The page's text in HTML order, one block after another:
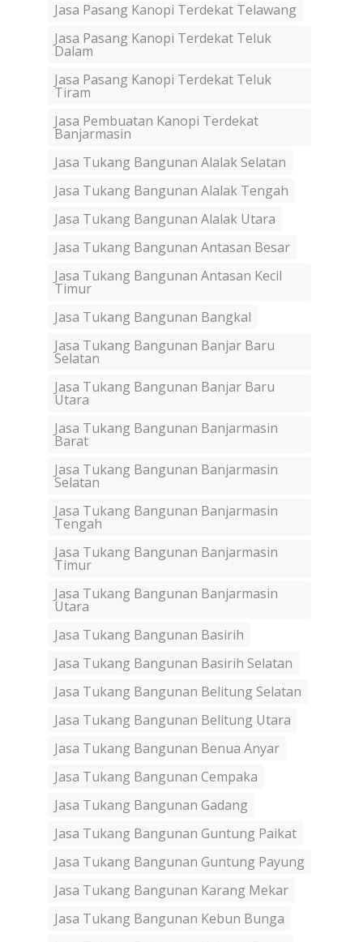
Jasa Pasang Kanopi Terdekat Telawang
Jasa Pasang Kanopi Terdekat Teluk
Dalam
Jasa Pasang Kanopi Terdekat Teluk
Tiram
Jasa Pembuatan Kanopi Terdekat
Banjarmasin
Jasa Tukang Bangunan Alalak Selatan
Jasa Tukang Bangunan Alalak Tengah
Jasa Tukang Bangunan Alalak Utara
Jasa Tukang Bangunan Antasan Besar
Jasa Tukang Bangunan Antasan Kecil
Timur
Jasa Tukang Bangunan Bangkal
Jasa Tukang Bangunan Banjar Baru
Selatan
Jasa Tukang Bangunan Banjar Baru
Utara
Jasa Tukang Bangunan Banjarmasin
Barat
Jasa Tukang Bangunan Banjarmasin
Selatan
Jasa Tukang Bangunan Banjarmasin
Tengah
Jasa Tukang Bangunan Banjarmasin
Timur
Jasa Tukang Bangunan Banjarmasin
Utara
Jasa Tukang Bangunan Basirih
Jasa Tukang Bangunan Basirih Selatan
Jasa Tukang Bangunan Belitung Selatan
Jasa Tukang Bangunan Belitung Utara
Jasa Tukang Bangunan Benua Anyar
Jasa Tukang Bangunan Cempaka
Jasa Tukang Bangunan Gadang
Jasa Tukang Bangunan Guntung Paikat
Jasa Tukang Bangunan Guntung Payung
Jasa Tukang Bangunan Karang Mekar
Jasa Tukang Bangunan Kebun Bunga